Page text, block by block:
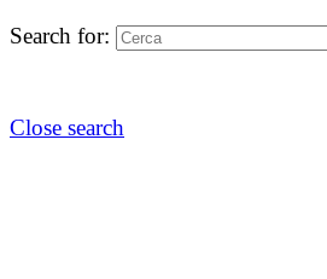
Search for:
Close search